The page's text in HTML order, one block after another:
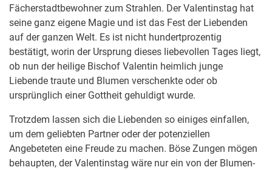
Fächerstadtbewohner zum Strahlen. Der Valentinstag hat
seine ganz eigene Magie und ist das Fest der Liebenden
auf der ganzen Welt. Es ist nicht hundertprozentig
bestätigt, worin der Ursprung dieses liebevollen Tages liegt,
ob nun der heilige Bischof Valentin heimlich junge
Liebende traute und Blumen verschenkte oder ob
ursprünglich einer Gottheit gehuldigt wurde.
Trotzdem lassen sich die Liebenden so einiges einfallen,
um dem geliebten Partner oder der potenziellen
Angebeteten eine Freude zu machen. Böse Zungen mögen
behaupten, der Valentinstag wäre nur ein von der Blumen-